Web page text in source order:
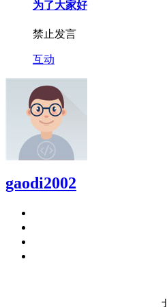
为了大家好
禁止发言
互动
gaodi2002